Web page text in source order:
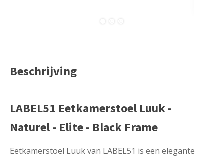
Beschrijving
LABEL51 Eetkamerstoel Luuk -
Naturel - Elite - Black Frame
Eetkamerstoel Luuk van LABEL51 is een elegante